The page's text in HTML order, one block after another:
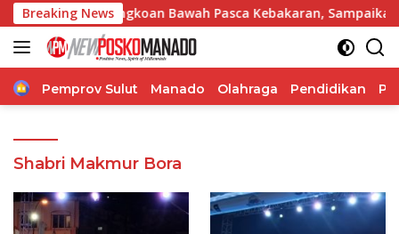
Langsung
ke
konten
Breaking News
Kawangkoan Bawah Pasca Kebakaran, Sampaikan
Home
Pemprov Sulut Manado Olahraga Pendidikan
Shabri Makmur Bora